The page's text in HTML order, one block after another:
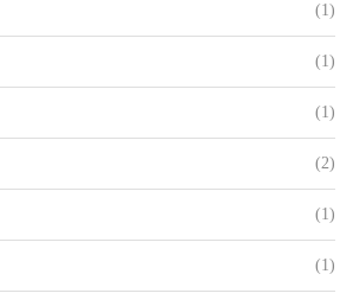
(1)
(1)
(1)
(2)
(1)
(1)